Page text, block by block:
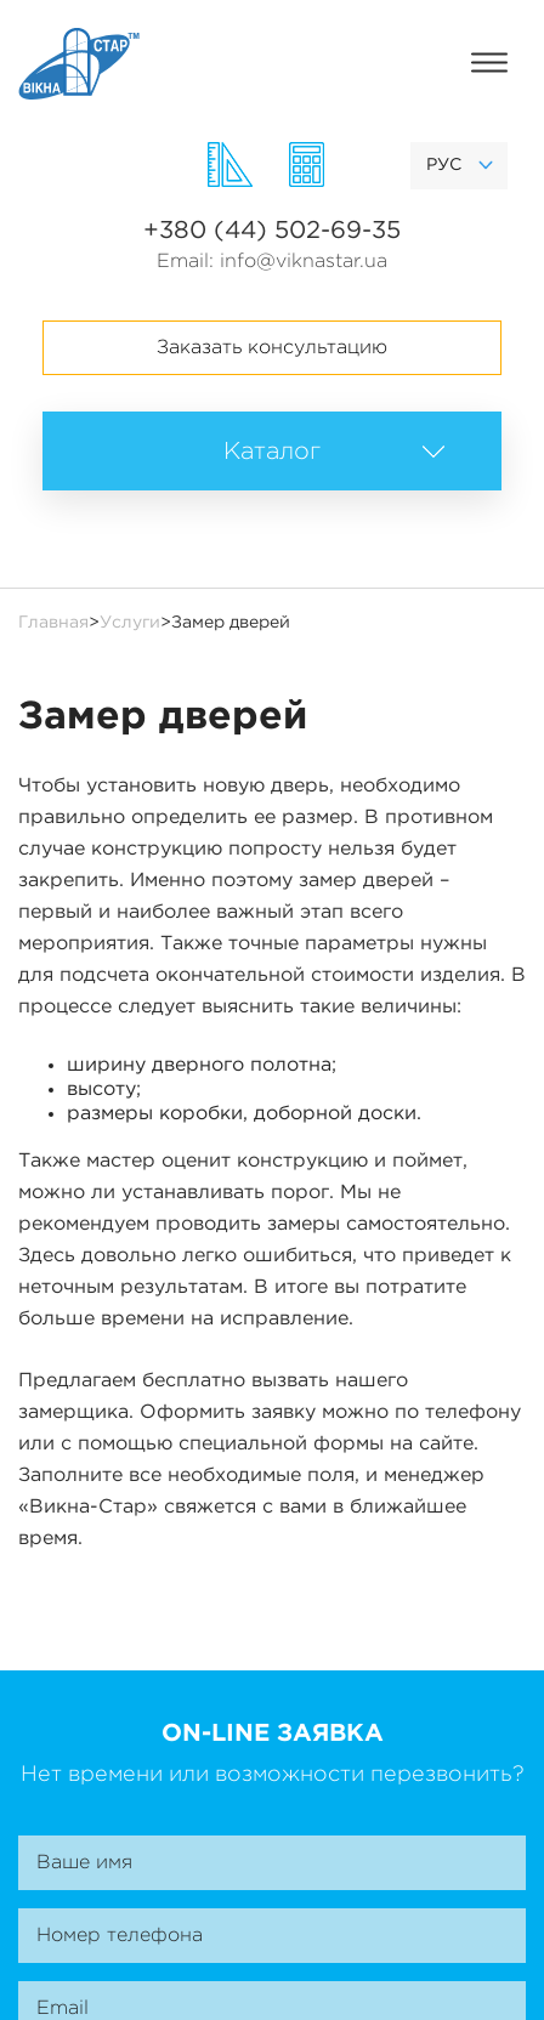
РУС
+380 (44) 502-69-35
Email: info@viknastar.ua
Заказать консультацию
Каталог
Главная>Услуги>Замер дверей
Замер дверей
Чтобы установить новую дверь, необходимо
правильно определить ее размер. В противном
случае конструкцию попросту нельзя будет
закрепить. Именно поэтому замер дверей –
первый и наиболее важный этап всего
мероприятия. Также точные параметры нужны
для подсчета окончательной стоимости изделия. В
процессе следует выяснить такие величины:
ширину дверного полотна;
высоту;
размеры коробки, доборной доски.
Также мастер оценит конструкцию и поймет,
можно ли устанавливать порог. Мы не
рекомендуем проводить замеры самостоятельно.
Здесь довольно легко ошибиться, что приведет к
неточным результатам. В итоге вы потратите
больше времени на исправление.
Предлагаем бесплатно вызвать нашего
замерщика. Оформить заявку можно по телефону
или с помощью специальной формы на сайте.
Заполните все необходимые поля, и менеджер
«Викна-Стар» свяжется с вами в ближайшее
время.
ON-LINE ЗАЯВКА
Нет времени или возможности перезвонить?